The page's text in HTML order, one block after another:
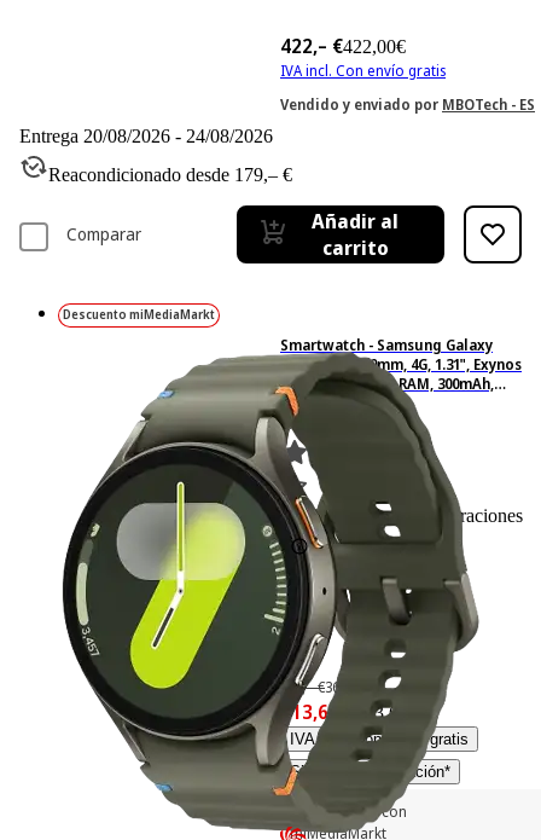
422,– €422,00€
IVA incl. Con envío gratis
Vendido y enviado por MBOTech - ES
Entrega 20/08/2026 - 24/08/2026
Reacondicionado desde 179,– €
Comparar
Añadir al
carrito
Descuento miMediaMarkt
Smartwatch - Samsung Galaxy
Watch7 LTE 40mm, 4G, 1.31", Exynos
W1000, 32GB, 2GB RAM, 300mAh,
Android, Verde
782Basado en 782 valoraciones
-15%
369,– €369,00€
313,65 € 313,65€
IVA incl. Con envío gratis
Simula tu financiación*
-15,68 € extracon
miMediaMarkt